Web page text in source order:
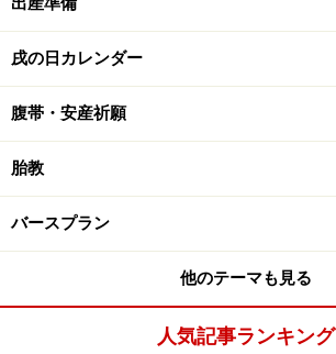
2017年5月の戌の日
戌の日カレンダー
腹帯・安産祈願
胎教
バースプラン
他のテーマも見る
人気記事ランキング